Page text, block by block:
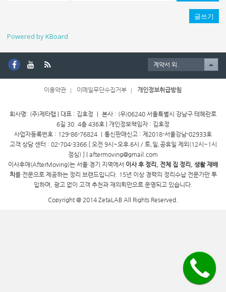
글쓰기
Powered by KBoard
이용약관 이메일무단수집거부 개인정보취급방침
계약서 외.
회사명: (주)제타랩 | 대표 : 김호정 ㅣ 본사 : (우)06240 서울특별시 강남구 테헤란로
6길 30. 4층 436호 | 개인정보책임자 : 김호정
사업자등록번호 : 129-86-76824 ㅣ통신판매신고 : 제2018-서울강남-02933호
고객 상담 센터 : 02-704-3366 [ 오전 9시~오후 6시 / 토,일,공휴일 제외(12시~1시
점심) ] | aftermoving@gmail.com
이사후애(AfterMoving)는 서울·경기 지역에서 이사 후 정리, 전체 집 정리, 생활 재배
치 를 전문으로 제공하는 정리 브랜드입니다. 15년 이상 경력의 정리수납 전문가만 투
입하며, 광고 없이 고객 추천과 재의뢰만으로 운영되고 있습니다.
Copyright @ 2014 ZetaLAB All Rights Reserved.